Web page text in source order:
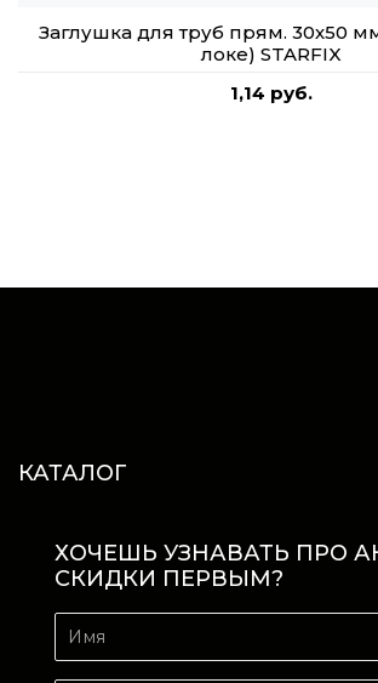
Заглушка для труб прям. 30х50
локе) STARFIX
1,14 руб.
КАТАЛОГ
ХОЧЕШЬ УЗНАВАТЬ ПРО
СКИДКИ ПЕРВЫМ?